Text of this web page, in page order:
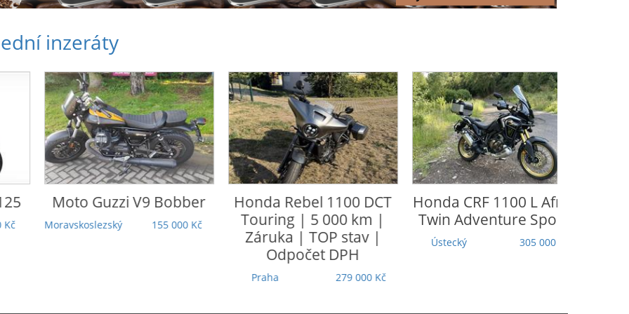
inzeráty
Guzzi V9 Bobber
155 000 Kč
HondaRebel 1100 DCT
Touring | 5 000 km |
Záruka | TOP stav |
Odpočet DPH
279 000 Kč
HondaCRF 1100 L Africa
Twin Adventure Sports
Ústecký 305 000 Kč
CFmoto
Moravskoslezský